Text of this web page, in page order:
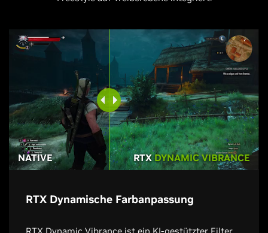
NATIVE RTXDYNAMIC VIBRANCE
RTX Dynamische Farbanpassung
RTX Dynamic Vibrance ist ein KI-gestützter Filter,